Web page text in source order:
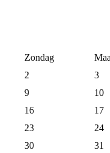
Zondag
2
3
9
10
16
17
23
24
30 31